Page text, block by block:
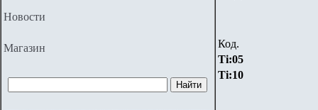
Новости
Магазин
Код.
Ti:05
Ti:10